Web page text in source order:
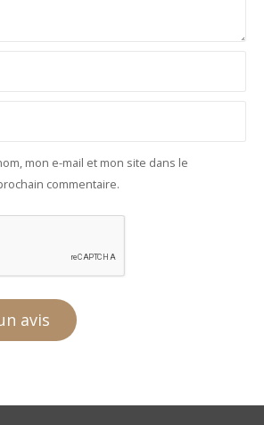
mon e-mail et mon site dans le
commentaire.